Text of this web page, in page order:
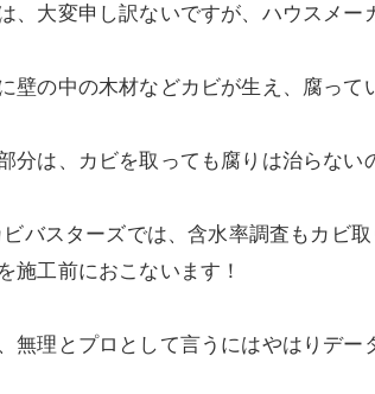
、大変申し訳ないですが、ハウスメ
壁の中の木材などカビが生え、腐って
分は、カビを取っても腐りは治らない
バスターズでは、含水率調査もカビ
施工前におこないます！
無理とプロとして言うにはやはりデー